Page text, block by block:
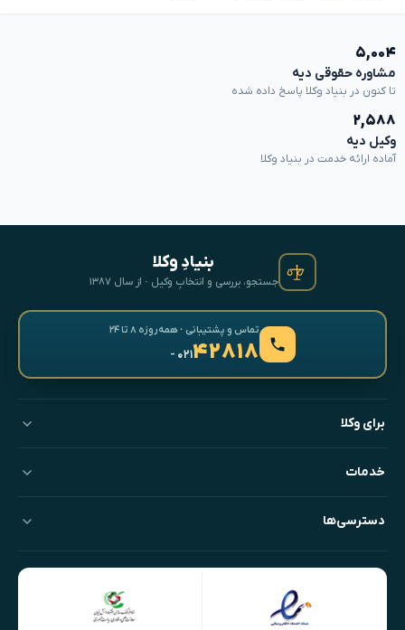
۵,۰۰۴
مشاوره حقوقی دیه
تا کنون در بنیاد وکلا پاسخ داده شده
۲,۵۸۸
وکیل دیه
آماده ارائه خدمت در بنیاد وکلا
بنیادِ وکلا
جستجو، بررسی و انتخابِ وکیل · از سال ۱۳۸۷
تماس و پشتیبانی · همه‌روزه ۸ تا ۲۴
۴۲۸۱۸- ۰۲۱
برای وکلا
خدمات
دسترسی‌ها